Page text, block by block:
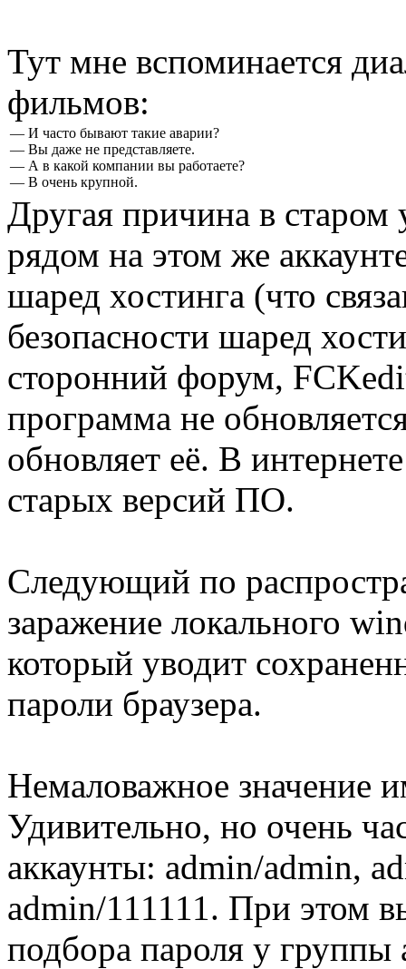
Тут мне вспоминается
фильмов:
— И часто бывают такие аварии?
— Вы даже не представляете.
— А в какой компании вы работаете?
— В очень крупной.
Другая причина в
рядом на этом же
шаред хостинга (что
безопасности шаред
сторонний форум,
программа не
обновляет её. В
старых версий ПО.
Следующий по
заражение локального
который уводит
пароли браузера.
Немаловажное значение
Удивительно, но очень
аккаунты: admin/admin,
admin/111111. При этом
подбора пароля у группы